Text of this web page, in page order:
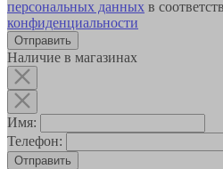
персональных данных в
конфиденциальности
Наличие в магазинах
Имя:
Телефон:
Отправить